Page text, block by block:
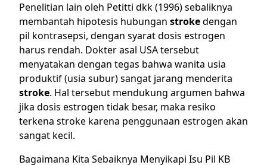
Penelitian lain oleh Petitti dkk (1996)sebaliknya
membantah hipotesis hubungan strokedengan
pil kontrasepsi, dengan syarat dosis estrogen
harus rendah. Dokterasal USA tersebut
menyatakan dengan tegas bahwa wanita usia
produktif (usia subur) sangat jarang menderita
stroke. Hal tersebut mendukung argumen bahwa
jika dosis estrogen tidak besar, maka resiko
terkena stroke karena penggunaan estrogen akan
sangat kecil.
Bagaimana Kita Sebaiknya Menyikapi Isu Pil KB